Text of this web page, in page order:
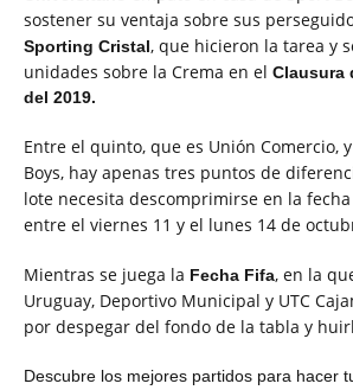
sostener su ventaja sobre sus
Sporting Cristal, que hicieron la tarea y
unidades sobre la Crema en el Clausura
del 2019.
Entre el quinto, que es Unión Comercio,
Boys, hay apenas tres puntos de
lote necesita descomprimirse en la
entre el viernes 11 y el lunes 14 de
Mientras se juega la Fecha Fifa, en la
Uruguay, Deportivo Municipal y UTC
por despegar del fondo de la tabla y
Descubre los mejores partidos para hacer